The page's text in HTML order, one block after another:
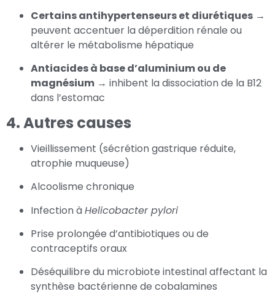
Certains antihypertenseurs et diurétiques →
peuvent accentuer la déperdition rénale ou
altérer le métabolisme hépatique
Antiacides à base d’aluminium ou de
magnésium → inhibent la dissociation de la B12
dans l’estomac
4. Autres causes
Vieillissement (sécrétion gastrique réduite,
atrophie muqueuse)
Alcoolisme chronique
Infection àHelicobacter pylori
Prise prolongée d’antibiotiques ou de
contraceptifs oraux
Déséquilibre du microbiote intestinal affectant la
synthèse bactérienne de cobalamines